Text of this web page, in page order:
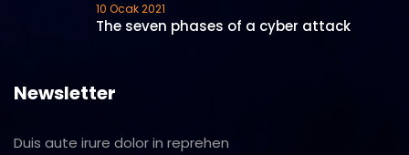
10 Ocak 2021
The seven phases of a cyber attack
Newsletter
Duis aute irure dolor in reprehen